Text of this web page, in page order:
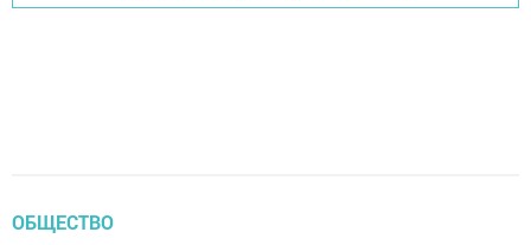
ОБЩЕСТВО